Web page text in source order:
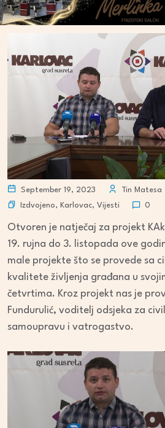
September 19, 2023
Tin Matesa
Izdvojeno, Karlovac, Vijesti 0
Otvoren je natječaj za projekt
19. rujna do 3. listopada ove
male projekte što se provede sa
kvalitete življenja građana u
četvrtima. Kroz projekt nas je
Fundurulić, voditelj odsjeka za
samoupravu i vatrogastvo.